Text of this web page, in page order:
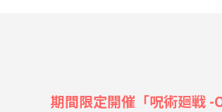
期間限定開催「呪術廻戦